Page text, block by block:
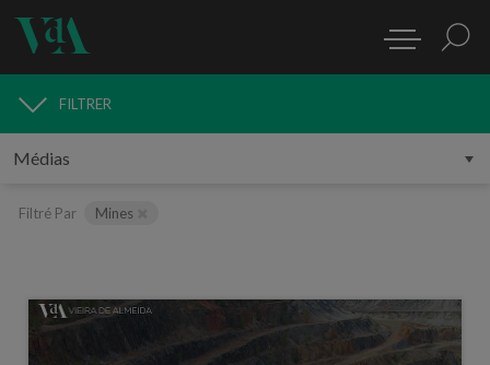
MÉDIAS
FILTRER
Filtré Par Mines